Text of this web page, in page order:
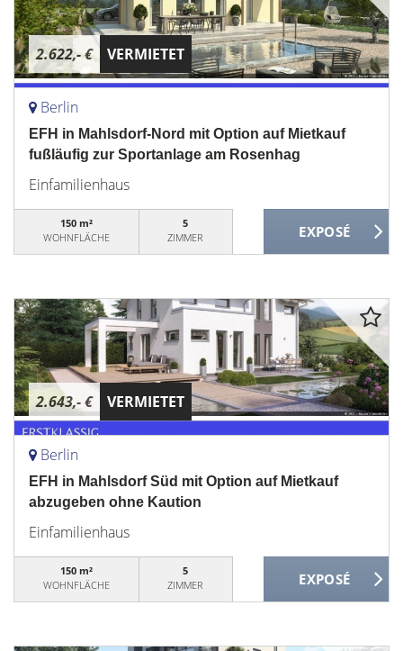
2.622,- € VERMIETET
Berlin
EFH in Mahlsdorf-Nord mit Option auf Mietkauf
fußläufig zur Sportanlage am Rosenhag
Einfamilienhaus
150 m²
WOHNFLÄCHE
5
ZIMMER
2.643,- € VERMIETET
Berlin
EFH in Mahlsdorf Süd mit Option auf Mietkauf
abzugeben ohne Kaution
Einfamilienhaus
150 m²
WOHNFLÄCHE
5
ZIMMER